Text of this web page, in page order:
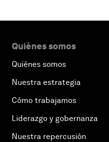
Quiénes somos
Quiénes somos
Nuestra estrategia
Cómo trabajamos
Liderazgo y gobernanza
Nuestra repercusión